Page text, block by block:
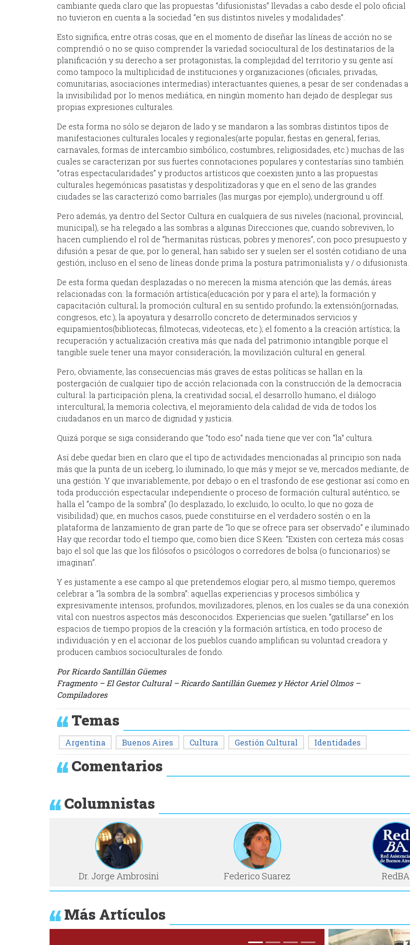
cambiante queda claro que las propuestas “difusionistas” llevadas a cabo desde el polo oficial
no tuvieron en cuenta a la sociedad “en sus distintos niveles y modalidades”.
Esto significa, entre otras cosas, que en el momento de diseñar las líneas de acción no se
comprendió o no se quiso comprender la variedad sociocultural de los destinatarios de la
planificación y su derecho a ser protagonistas, la complejidad del territorio y su gente así
como tampoco la multiplicidad de instituciones y organizaciones (oficiales, privadas,
comunitarias, asociaciones intermedias) interactuantes quienes, a pesar de ser condenadas a
la invisibilidad por lo menos mediática, en ningún momento han dejado de desplegar sus
propias expresiones culturales.
De esta forma no sólo se dejaron de lado y se mandaron a las sombras distintos tipos de
manifestaciones culturales locales y regionales(arte popular, fiestas en general, ferias,
carnavales, formas de intercambio simbólico, costumbres, religiosidades, etc.) muchas de las
cuales se caracterizan por sus fuertes connotaciones populares y contestarías sino también
“otras espectacularidades” y productos artísticos que coexisten junto a las propuestas
culturales hegemónicas pasatistas y despolitizadoras y que en el seno de las grandes
ciudades se las caracterizó como barriales (las murgas por ejemplo), underground u off.
Pero además, ya dentro del Sector Cultura en cualquiera de sus niveles (nacional, provincial,
municipal), se ha relegado a las sombras a algunas Direcciones que, cuando sobreviven, lo
hacen cumpliendo el rol de “hermanitas rústicas, pobres y menores”, con poco presupuesto y
difusión a pesar de que, por lo general, han sabido ser y suelen ser el sostén cotidiano de una
gestión, incluso en el seno de líneas donde prima la postura patrimonialista y / o difusionista.
De esta forma quedan desplazadas o no merecen la misma atención que las demás, áreas
relacionadas con: la formación artística(educación por y para el arte); la formación y
capacitación cultural; la promoción cultural en su sentido profundo; la extensión(jornadas,
congresos, etc.); la apoyatura y desarrollo concreto de determinados servicios y
equipamientos(bibliotecas, filmotecas, videotecas, etc.); el fomento a la creación artística; la
recuperación y actualización creativa más que nada del patrimonio intangible porque el
tangible suele tener una mayor consideración; la movilización cultural en general.
Pero, obviamente, las consecuencias más graves de estas políticas se hallan en la
postergación de cualquier tipo de acción relacionada con la construcción de la democracia
cultural: la participación plena, la creatividad social, el desarrollo humano, el diálogo
intercultural, la memoria colectiva, el mejoramiento dela calidad de vida de todos los
ciudadanos en un marco de dignidad y justicia.
Quizá porque se siga considerando que “todo eso” nada tiene que ver con “la“ cultura.
Así debe quedar bien en claro que el tipo de actividades mencionadas al principio son nada
más que la punta de un iceberg, lo iluminado, lo que más y mejor se ve, mercados mediante, de
una gestión. Y que invariablemente, por debajo o en el trasfondo de ese gestionar así como en
toda producción espectacular independiente o proceso de formación cultural auténtico, se
halla el “campo de la sombra” (lo desplazado, lo excluido, lo oculto, lo que no goza de
visibilidad) que, en muchos casos, puede constituirse en el verdadero sostén o en la
plataforma de lanzamiento de gran parte de “lo que se ofrece para ser observado” e iluminado.
Hay que recordar todo el tiempo que, como bien dice S.Keen: “Existen con certeza más cosas
bajo el sol que las que los filósofos o psicólogos o corredores de bolsa (o funcionarios) se
imaginan”.
Y es justamente a ese campo al que pretendemos elogiar pero, al mismo tiempo, queremos
celebrar a “la sombra de la sombra”: aquellas experiencias y procesos simbólica y
expresivamente intensos, profundos, movilizadores, plenos, en los cuales se da una conexión
vital con nuestros aspectos más desconocidos. Experiencias que suelen “gatillarse” en los
espacios de tiempo propios de la creación y la formación artística, en todo proceso de
individuación y en el accionar de los pueblos cuando amplifican su voluntad creadora y
producen cambios socioculturales de fondo.
Por Ricardo Santillán Güemes
Fragmento – El Gestor Cultural – Ricardo Santillán Guemez y Héctor Ariel Olmos –
Compiladores
Temas
Argentina Buenos Aires Cultura Gestión Cultural Identidades
Comentarios
Columnistas
Dr. Jorge Ambrosini Federico Suarez RedBA
Más Artículos